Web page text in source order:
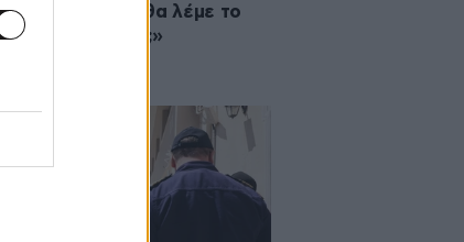
τα χάλασε και θα λέμε το
μήλο της Έριδος;»